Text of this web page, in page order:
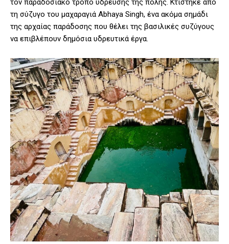
τον παραδοσιακό τρόπο ύδρευσης της πόλης. Κτίστηκε από
τη σύζυγο του μαχαραγιά Abhaya Singh, ένα ακόμα σημάδι
της αρχαίας παράδοσης που θέλει της βασιλικές συζύγους
να επιβλέπουν δημόσια υδρευτικά έργα.